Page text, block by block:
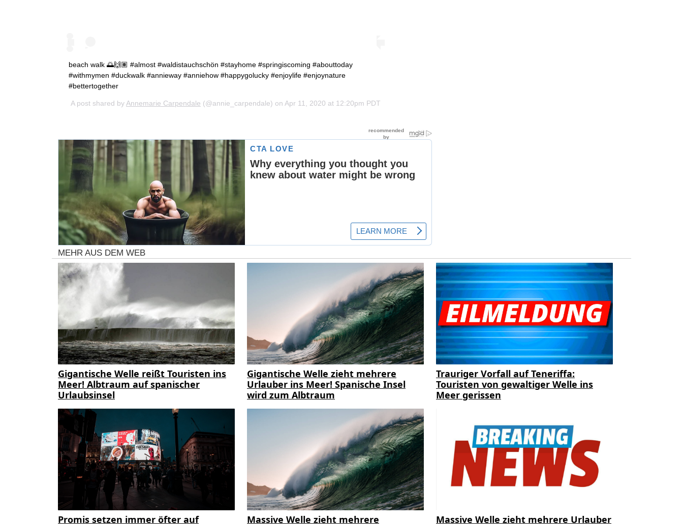
beach walk 🌅🙌🏽 #almost #waldistauchschön #stayhome #springiscoming #abouttoday
#withmymen #duckwalk #annieway #anniehow #happygolucky #enjoylife #enjoynature
#bettertogether
A post shared byAnnemarie Carpendale (@annie_carpendale) on Apr 11, 2020 at 12:20pm PDT
MEHR AUS DEM WEB
Gigantische Welle reißt Touristen ins
Meer! Albtraum auf spanischer
Urlaubsinsel
Gigantische Welle zieht mehrere
Urlauber ins Meer! Spanische Insel
wird zum Albtraum
Trauriger Vorfall auf Teneriffa:
Touristen von gewaltiger Welle ins
Meer gerissen
Promis setzen immer öfter auf
Massive Welle zieht mehrere
Massive Welle zieht mehrere Urlauber